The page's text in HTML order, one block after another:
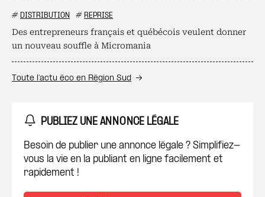
# DISTRIBUTION # REPRISE
Des entrepreneurs français et québécois veulent donner
un nouveau souffle à Micromania
Toute l’actu éco en Région Sud
PUBLIEZ UNE ANNONCE LÉGALE
Besoin de publier une annonce légale ? Simplifiez-
vous la vie en la publiant en ligne facilement et
rapidement !